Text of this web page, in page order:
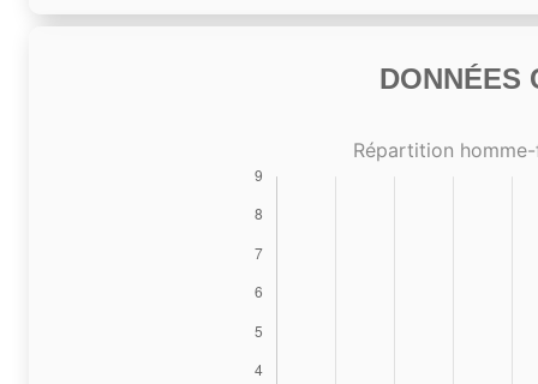
DONNÉES
Répartition